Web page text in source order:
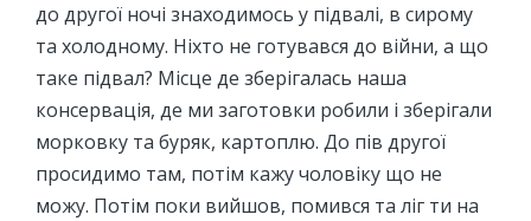
до другої ночі знаходимось у підвалі, в сирому
та холодному. Ніхто не готувався до війни, а що
таке підвал? Місце де зберігалась наша
консервація, де ми заготовки робили і зберігали
морковку та буряк, картоплю. До пів другої
просидимо там, потім кажу чоловіку що не
можу. Потім поки вийшов, помився та ліг ти на